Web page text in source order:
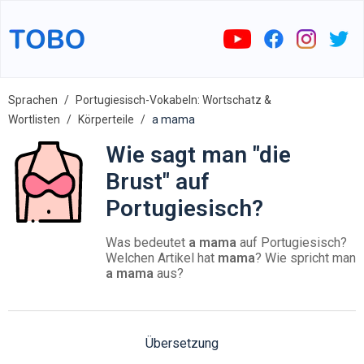
Sprachen
Portugiesisch-Vokabeln: Wortschatz &
Wortlisten
Körperteile a mama
Wie sagt man "die
Brust" auf
Portugiesisch?
Was bedeutet a mama auf Portugiesisch?
Welchen Artikel hat mama? Wie spricht man
a mama aus?
Übersetzung